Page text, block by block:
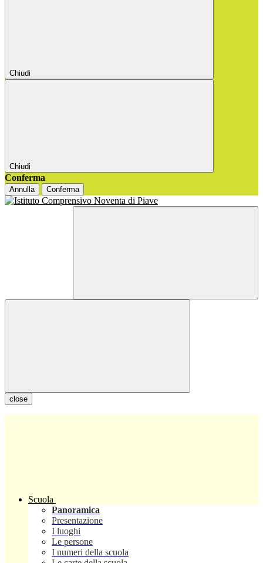
Chiudi
Chiudi
Conferma
Annulla Conferma
close
Scuola
Panoramica
Presentazione
I luoghi
Le persone
I numeri della scuola